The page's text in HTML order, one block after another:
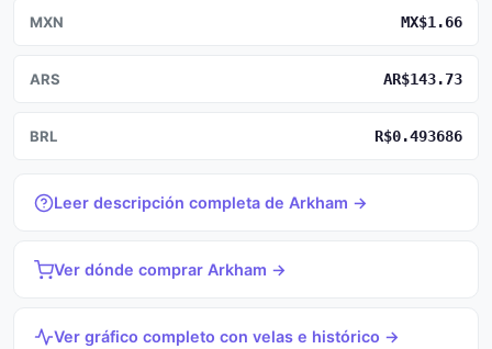
MXN MX$1.66
ARS AR$143.73
BRL R$0.493686
Leer descripción completa de Arkham →
Ver dónde comprar Arkham →
Ver gráfico completo con velas e histórico →